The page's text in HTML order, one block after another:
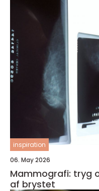
inspiration
06. May 2026
Mammografi: tryg
af brystet